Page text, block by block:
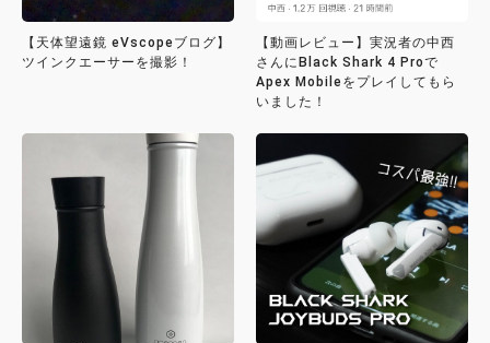
【天体望遠鏡 eVscopeブログ】
ツインクエーサーを撮影！
【動画レビュー】実況者の中西
さんにBlack Shark 4 Proで
Apex Mobileをプレイしてもら
いました！